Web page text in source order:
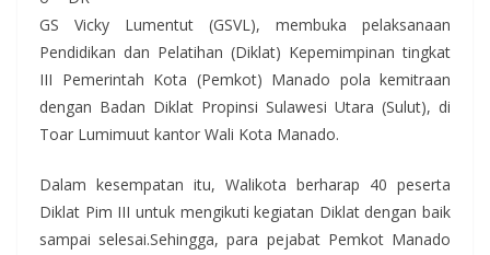
GS Vicky Lumentut (GSVL), membuka pelaksanaan
Pendidikan dan Pelatihan (Diklat) Kepemimpinan tingkat
III Pemerintah Kota (Pemkot) Manado pola kemitraan
dengan Badan Diklat Propinsi Sulawesi Utara (Sulut), di
Toar Lumimuut kantor Wali Kota Manado.
Dalam kesempatan itu, Walikota berharap 40 peserta
Diklat Pim III untuk mengikuti kegiatan Diklat dengan baik
sampai selesai.Sehingga, para pejabat Pemkot Manado